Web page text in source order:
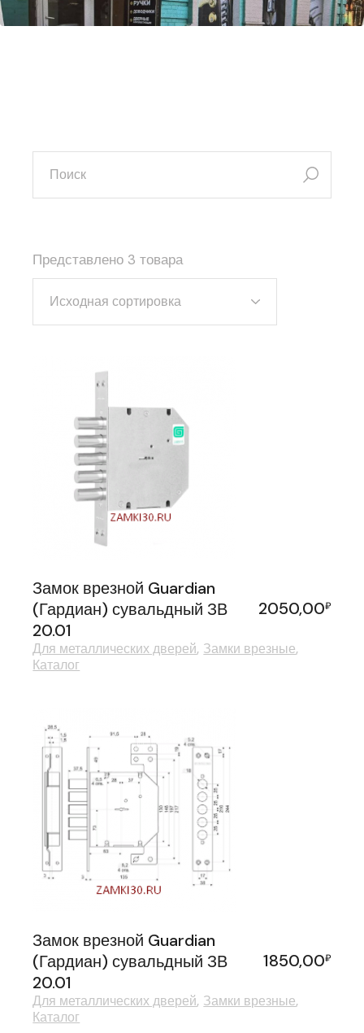
искать:
Представлено 3 товара
Исходная сортировка
Замок врезной Guardian
(Гардиан) сувальдный ЗВ
20.01
2050,00₽
Для металлических дверей Замки врезные
Каталог
Замок врезной Guardian
(Гардиан) сувальдный ЗВ
20.01
1850,00₽
Для металлических дверей Замки врезные
Каталог